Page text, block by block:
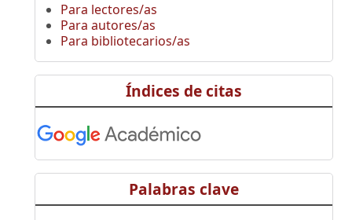
Para lectores/as
Para autores/as
Para bibliotecarios/as
Índices de citas
Palabras clave